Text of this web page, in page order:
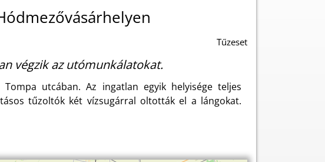
Tűzeset
végzik az utómunkálatokat.
utcában. Az ingatlan egyik helyisége teljes
tűzoltók két vízsugárral oltották el a lángokat.